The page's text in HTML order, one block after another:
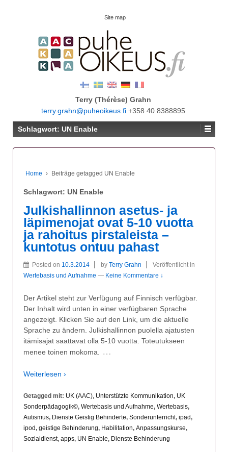
Site map
Terry (Thérèse) Grahn
terry.grahn@puheoikeus.fi +358 40 8388895
Schlagwort: UN Enable
Home › Beiträge getagged UN Enable
Schlagwort: UN Enable
Julkishallinnon asetus- ja
läpimenojat ovat 5-10 vuotta
ja rahoitus pirstaleista –
kuntotus ontuu pahast
Posted on 10.3.2014 by Terry Grahn
Veröffentlicht in
Wertebasis und Aufnahme — Keine Kommentare ↓
Der Artikel steht zur Verfügung auf Finnisch verfügbar.
Der Inhalt wird unten in einer verfügbaren Sprache
angezeigt. Klicken Sie auf den Link, um die aktuelle
Sprache zu ändern. Julkishallinnon puolella ajatusten
itämisajat saattavat olla 5-10 vuotta. Toteutukseen
menee toinen mokoma.
…
Weiterlesen ›
Getagged mit: UK (AAC), Unterstützte Kommunikation, UK
Sonderpädagogik©, Wertebasis und Aufnahme, Wertebasis,
Autismus, Dienste Geistig Behinderte, Sonderunterricht, ipad,
ipod, geistige Behinderung, Habilitation, Anpassungskurse,
Sozialdienst, apps, UN Enable, Dienste Behinderung